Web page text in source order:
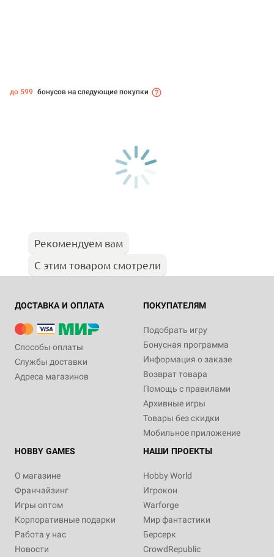
до 599 бонусов на следующие покупки
Рекомендуем вам
С этим товаром смотрели
ДОСТАВКА И ОПЛАТА
Способы оплаты
Службы доставки
Адреса магазинов
ПОКУПАТЕЛЯМ
Подобрать игру
Бонусная программа
Информация о заказе
Возврат товара
Помощь с правилами
Архивные игры
Товары без скидки
Мобильное приложение
HOBBY GAMES
О магазине
Франчайзинг
Игры оптом
Корпоративные подарки
Работа у нас
Новости
НАШИ ПРОЕКТЫ
Hobby World
Игрокон
Warforge
Мир фантастики
Берсерк
CrowdRepublic